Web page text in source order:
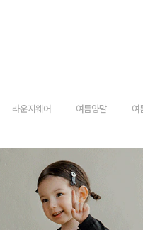
라운지웨어 여름양말 여